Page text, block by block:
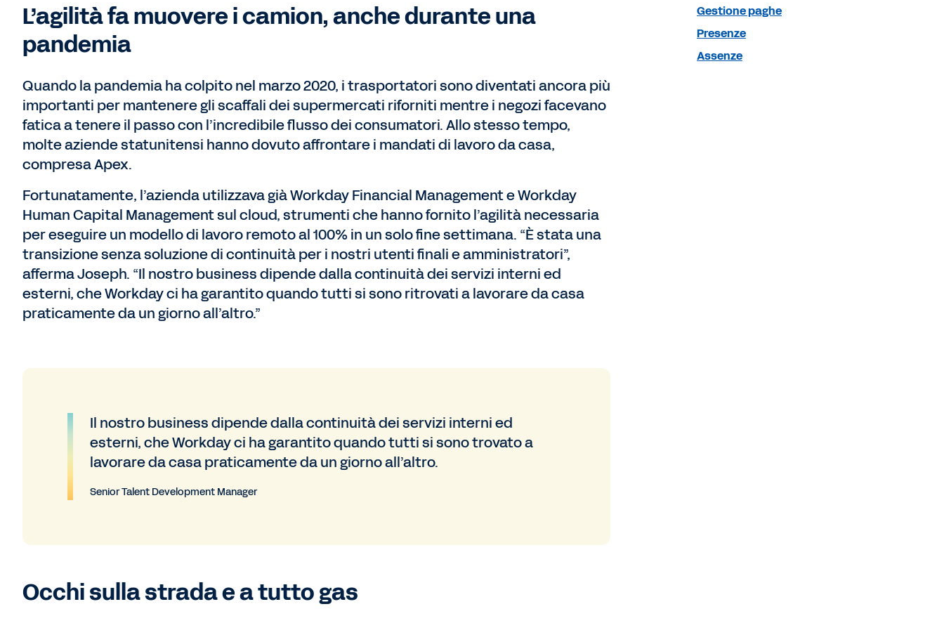
L’agilità fa muovere i camion, anche durante una
pandemia
Quando la pandemia ha colpito nel marzo 2020, i trasportatori sono diventati ancora più
importanti per mantenere gli scaffali dei supermercati riforniti mentre i negozi facevano
fatica a tenere il passo con l’incredibile flusso dei consumatori. Allo stesso tempo,
molte aziende statunitensi hanno dovuto affrontare i mandati di lavoro da casa,
compresa Apex.
Fortunatamente, l’azienda utilizzava già Workday Financial Management e Workday
Human Capital Management sul cloud, strumenti che hanno fornito l’agilità necessaria
per eseguire un modello di lavoro remoto al 100% in un solo fine settimana. “È stata una
transizione senza soluzione di continuità per i nostri utenti finali e amministratori”,
afferma Joseph. “Il nostro business dipende dalla continuità dei servizi interni ed
esterni, che Workday ci ha garantito quando tutti si sono ritrovati a lavorare da casa
praticamente da un giorno all’altro.”
Il nostro business dipende dalla continuità dei servizi interni ed
esterni, che Workday ci ha garantito quando tutti si sono trovato a
lavorare da casa praticamente da un giorno all’altro.
Senior Talent Development Manager
Occhi sulla strada e a tutto gas
Gestione paghe
Presenze
Assenze